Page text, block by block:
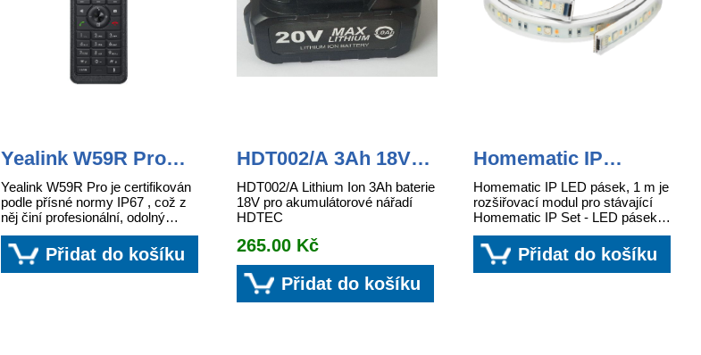
Yealink W59R Pro
SIP DECT odolná
ručka
Yealink W59R Pro je certifikován
podle přísné normy IP67 , což z
něj činí profesionální, odolný
DECT telefon vybavený
integrovaným Bluetooth a
vibračním ...Přidat do košíku
HDT002/A 3Ah 18V
Lithium Ion baterie
HDT002/A Lithium Ion 3Ah baterie
18V pro akumulátorové nářadí
HDTEC
265.00 Kč
Přidat do košíku
Homematic IP
Lightstrip, 1 m -
HmIP-LS1
Homematic IP LED pásek, 1 m je
rozšiřovací modul pro stávající
Homematic IP Set - LED pásek +
zdroj, který umožňuje prodloužit
světelný pásek a rozšířit mož...
Přidat do košíku